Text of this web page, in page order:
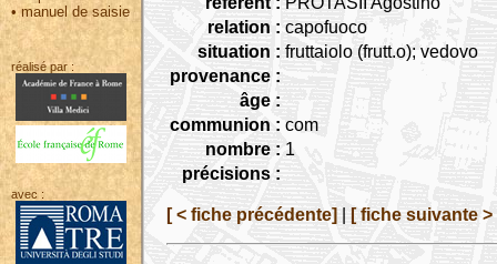
•manuel de saisie
réalisé par :
avec :
relation : capofuoco
situation : fruttaiolo (frutt.o); vedovo
provenance :
âge :
communion : com
nombre : 1
précisions :
[ < fiche précédente] [ fiche suivante >